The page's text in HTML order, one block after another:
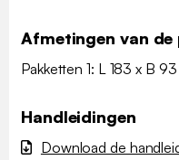
Afmetingen van de
Pakketten 1: L 183 x B
Handleidingen
Download de